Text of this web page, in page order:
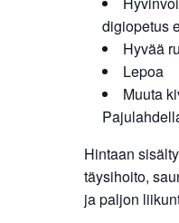
digiopetus
Hyvää
Lepoa
Muuta
Hintaan
täysihoito,
ja paljon